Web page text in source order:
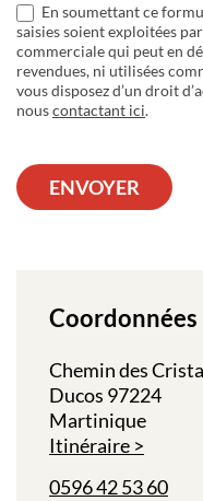
En soumettant ce
saisies soient exploitées
commerciale qui peut en
revendues, ni utilisées
vous disposez d’un droit
nouscontactant ici.
ENVOYER
Coordonnées
Chemin des
Ducos 97224
Martinique
Itinéraire
0596 42 53 60